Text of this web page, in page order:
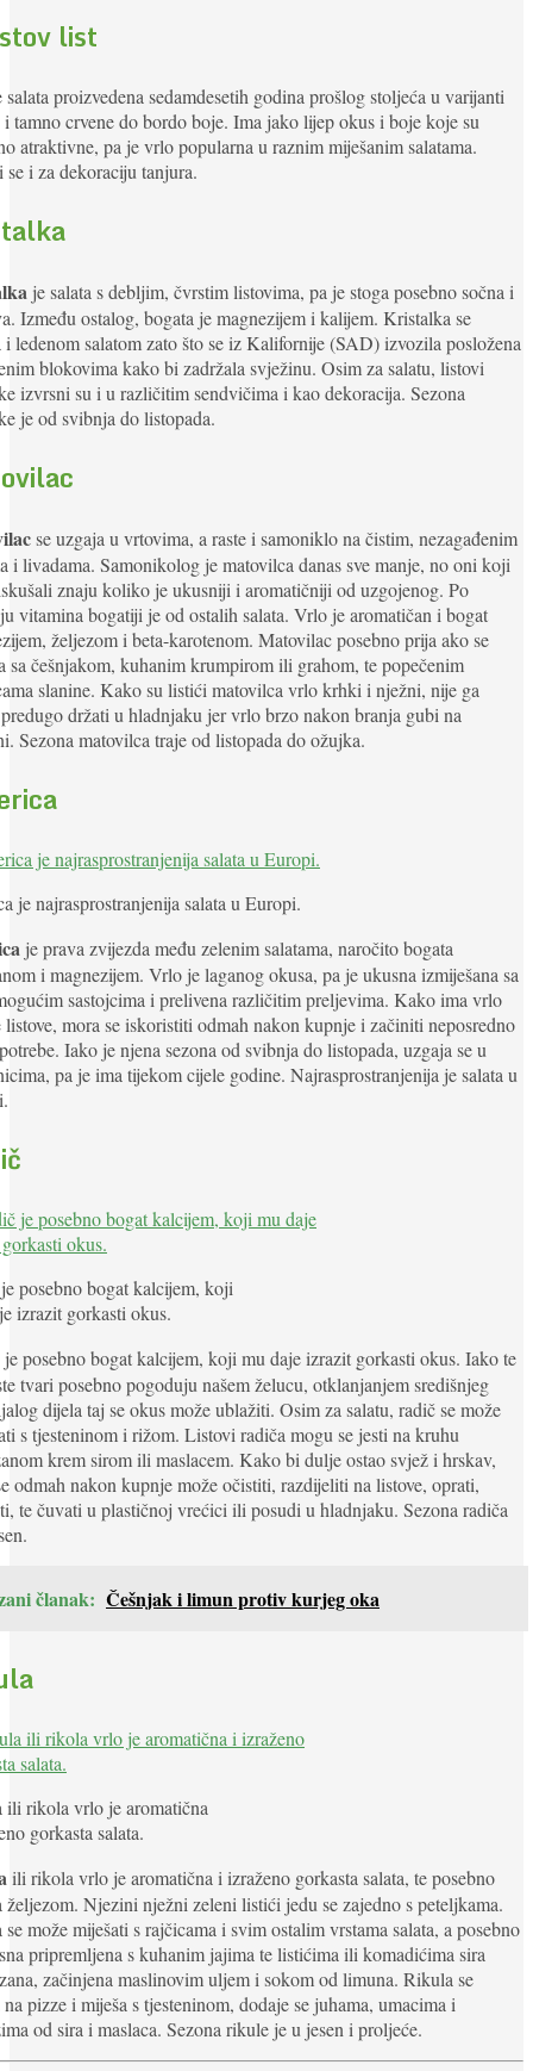
list
salata proizvedena sedamdesetih godina prošlog stoljeća u varijanti
i tamno crvene do bordo boje. Ima jako lijep okus i boje koje su
atraktivne, pa je vrlo popularna u raznim miješanim salatama.
i za dekoraciju tanjura.
je salata s debljim, čvrstim listovima, pa je stoga posebno sočna i
Između ostalog, bogata je magnezijem i kalijem. Kristalka se
i ledenom salatom zato što se iz Kalifornije (SAD) izvozila posložena
blokovima kako bi zadržala svježinu. Osim za salatu, listovi
izvrsni su i u različitim sendvičima i kao dekoracija. Sezona
je od svibnja do listopada.
se uzgaja u vrtovima, a raste i samoniklo na čistim, nezagađenim
i livadama. Samonikolog je matovilca danas sve manje, no oni koji
znaju koliko je ukusniji i aromatičniji od uzgojenog. Po
vitamina bogatiji je od ostalih salata. Vrlo je aromatičan i bogat
željezom i beta-karotenom. Matovilac posebno prija ako se
sa češnjakom, kuhanim krumpirom ili grahom, te popečenim
slanine. Kako su listići matovilca vrlo krhki i nježni, nije ga
držati u hladnjaku jer vrlo brzo nakon branja gubi na
Sezona matovilca traje od listopada do ožujka.
je najrasprostranjenija salata u Europi.
je prava zvijezda među zelenim salatama, naročito bogata
i magnezijem. Vrlo je laganog okusa, pa je ukusna izmiješana sa
sastojcima i prelivena različitim preljevima. Kako ima vrlo
listove, mora se iskoristiti odmah nakon kupnje i začiniti neposredno
Iako je njena sezona od svibnja do listopada, uzgaja se u
pa je ima tijekom cijele godine. Najrasprostranjenija je salata u
posebno bogat kalcijem, koji
izrazit gorkasti okus.
je posebno bogat kalcijem, koji mu daje izrazit gorkasti okus. Iako te
tvari posebno pogoduju našem želucu, otklanjanjem središnjeg
dijela taj se okus može ublažiti. Osim za salatu, radič se može
s tjesteninom i rižom. Listovi radiča mogu se jesti na kruhu
krem sirom ili maslacem. Kako bi dulje ostao svjež i hrskav,
odmah nakon kupnje može očistiti, razdijeliti na listove, oprati,
te čuvati u plastičnoj vrećici ili posudi u hladnjaku. Sezona radiča
članak: Češnjak i limun protiv kurjeg oka
ili rikola vrlo je aromatična
gorkasta salata.
ili rikola vrlo je aromatična i izraženo gorkasta salata, te posebno
željezom. Njezini nježni zeleni listići jedu se zajedno s peteljkama.
može miješati s rajčicama i svim ostalim vrstama salata, a posebno
pripremljena s kuhanim jajima te listićima ili komadićima sira
začinjena maslinovim uljem i sokom od limuna. Rikula se
pizze i miješa s tjesteninom, dodaje se juhama, umacima i
od sira i maslaca. Sezona rikule je u jesen i proljeće.